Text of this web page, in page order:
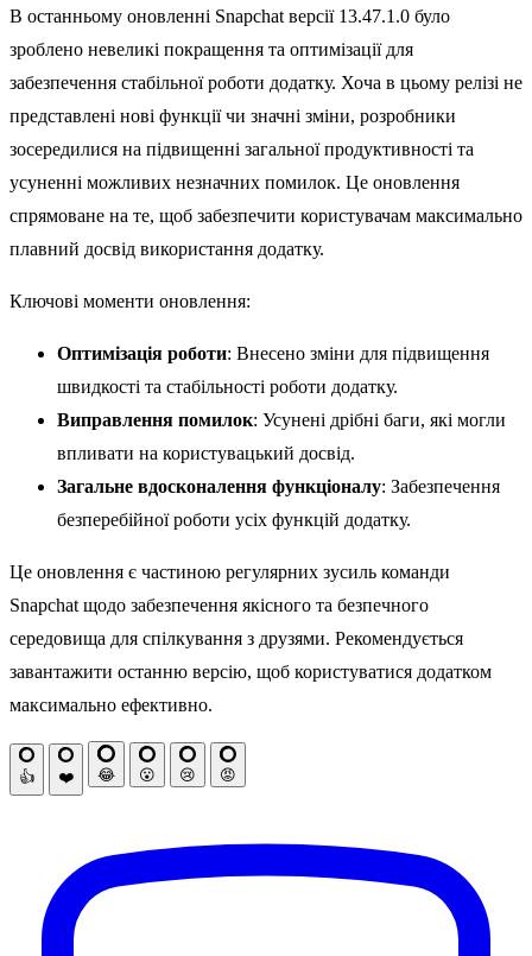
В останньому оновленні Snapchat версії 13.47.1.0 було
зроблено невеликі покращення та оптимізації для
забезпечення стабільної роботи додатку. Хоча в цьому релізі не
представлені нові функції чи значні зміни, розробники
зосередилися на підвищенні загальної продуктивності та
усуненні можливих незначних помилок. Це оновлення
спрямоване на те, щоб забезпечити користувачам максимально
плавний досвід використання додатку.
Ключові моменти оновлення:
Оптимізація роботи: Внесено зміни для підвищення
швидкості та стабільності роботи додатку.
Виправлення помилок: Усунені дрібні баги, які могли
впливати на користувацький досвід.
Загальне вдосконалення функціоналу: Забезпечення
безперебійної роботи усіх функцій додатку.
Це оновлення є частиною регулярних зусиль команди
Snapchat щодо забезпечення якісного та безпечного
середовища для спілкування з друзями. Рекомендується
завантажити останню версію, щоб користуватися додатком
максимально ефективно.
👍 ❤️ 😂 😮 😢 😡